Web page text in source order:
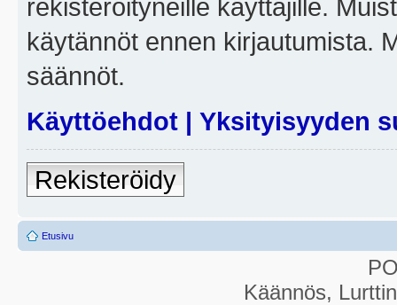
rekisteröityneille käyttäjille.
käytännöt ennen kirjautumista.
säännöt.
Käyttöehdot | Yksityisyyden
Rekisteröidy
Etusivu
Käännös,